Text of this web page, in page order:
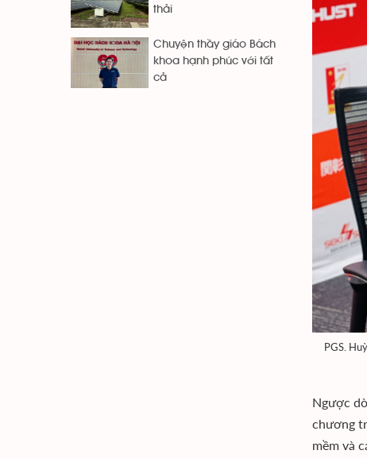
PGS.
Ngược
chương
mềm và
thải
Chuyện thầy giáo Bách
khoa hạnh phúc với tất
cả